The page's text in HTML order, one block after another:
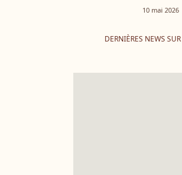
10 mai 2026
DERNIÈRES NEWS